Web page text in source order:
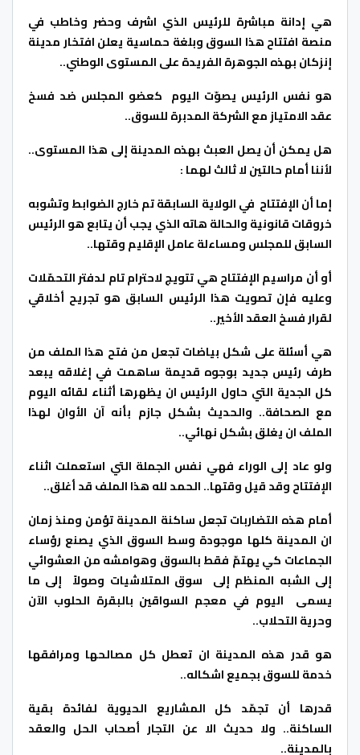
هي إدانة مباشرة للرئيس الذي اشرف وحضر وخاطب في
منصة افتتاح هذا السوق وبلغة حماسية يعلن افتخار مدينة
إنزكان بهذه الجوهرة الفريدة على المستوى الوطني..
هو نفس الرئيس يصوّت اليوم كعضو المجلس ضد فسخ
عقد الامتياز مع الشركة المدبرة للسوق..
هل يمكن أن يصل العبث بهذه المدينة إلى هذا المستوى..
لأننا أمام حالتين لا ثالث لهما :
إما أن الإفتتاح في الولاية السابقة تم خارج الضوابط وتشوبه
خروقات قانونية والحالة هاته الذي يجب أن يتابع هو الرئيس
السابق للمجلس ومساءلة عامل الإقليم وقتها..
أو أن مراسيم الإفتتاح هي تتويج لاحترام تام لدفتر التحمّلات
وعليه فإن تصويت هذا الرئيس السابق هو تجريح أخلاقي
لقرار فسخ العقد الأخير..
هي أسئلة على شكل بياضات تجعل من فتح هذا الملف من
طرف رئيس جديد بوجوه قديمة ساهمت في إغلاقه يبعد
كل الجدية التي حاول الرئيس ان يظهرها أثناء لقائه اليوم
مع الصحافة.. والحديث بشكل جازم بأنه آن الأوان لهذا
الملف ان يغلق بشكل نهائي..
ولو عاد إلى الوراء فهي نفس الجملة التي استعملت اثناء
الإفتتاح وقد قيل وقتها.. الحمد لله هذا الملف قد أغلق..
أمام هذه التضاربات تجعل ساكنة المدينة تؤمن ومنذ زمان
ان المدينة كلها موجودة وسط السوق الذي يصنع رؤساء
الجماعات كي يهتمّ فقط بالسوق وهوامشه من العشوائي
إلى الشبه المنظم إلى سوق المتلاشيات وصولاً إلى ما
يسمى اليوم في معجم السواقين بالبقرة الحلوب الآن
وحرية التحلاب..
هو قدر هذه المدينة ان تعطل كل مصالحها ومرافقها
خدمة للسوق بجميع اشكاله..
قدرها أن تجمّد كل المشاريع الحيوية لفائدة بقية
الساكنة.. ولا حديث الا عن التجار أصحاب الحل والعقد
بالمدينة..